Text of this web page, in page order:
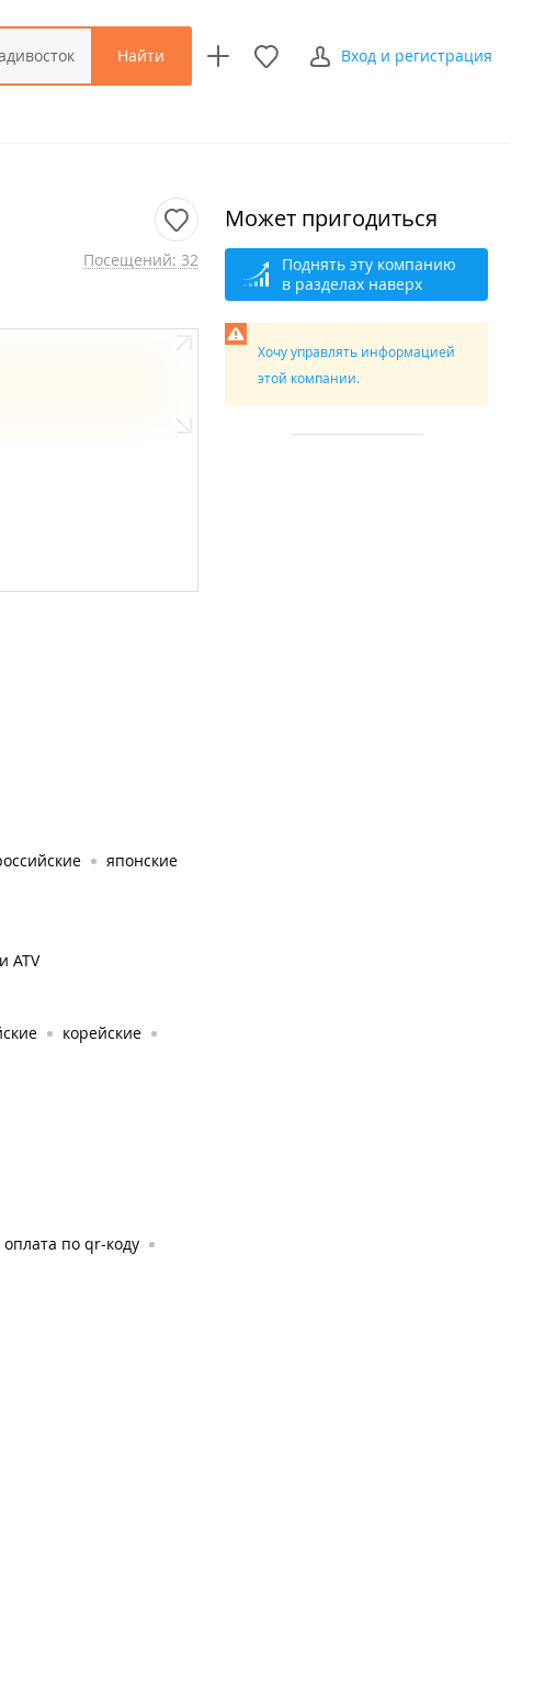
Найти Вход и регистрация
Посещений: 32
японские
ATV
корейские
оплата по qr-коду
Может пригодиться
Поднять эту компанию
в разделах наверх
Хочу управлять информацией
этой компании.